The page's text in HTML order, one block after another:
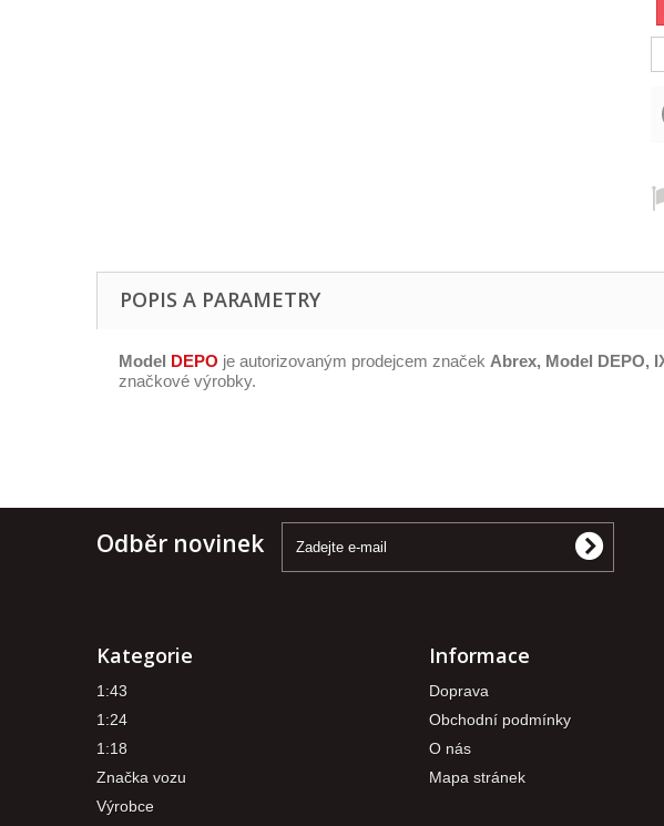
POPIS A PARAMETRY
Model DEPO je autorizovaným prodejcem značek Abrex, Model DEPO,
značkové výrobky.
Odběr novinek
Kategorie
1:43
1:24
1:18
Značka vozu
Výrobce
Informace
Doprava
Obchodní podmínky
O nás
Mapa stránek